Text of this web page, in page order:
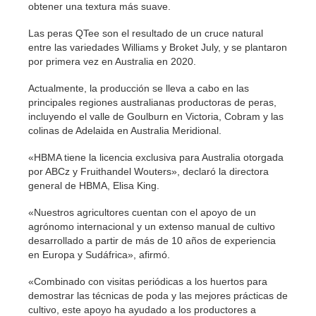
obtener una textura más suave.
Las peras QTee son el resultado de un cruce natural
entre las variedades Williams y Broket July, y se plantaron
por primera vez en Australia en 2020.
Actualmente, la producción se lleva a cabo en las
principales regiones australianas productoras de peras,
incluyendo el valle de Goulburn en Victoria, Cobram y las
colinas de Adelaida en Australia Meridional.
«HBMA tiene la licencia exclusiva para Australia otorgada
por ABCz y Fruithandel Wouters», declaró la directora
general de HBMA, Elisa King.
«Nuestros agricultores cuentan con el apoyo de un
agrónomo internacional y un extenso manual de cultivo
desarrollado a partir de más de 10 años de experiencia
en Europa y Sudáfrica», afirmó.
«Combinado con visitas periódicas a los huertos para
demostrar las técnicas de poda y las mejores prácticas de
cultivo, este apoyo ha ayudado a los productores a